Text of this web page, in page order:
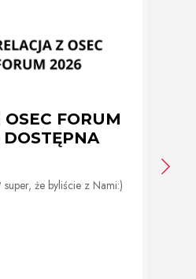
FORUM
super, że byliście z Nami:)
2026-